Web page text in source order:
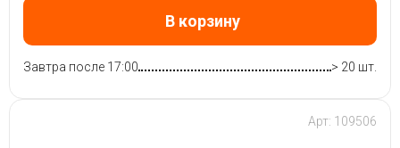
В корзину
Завтра после 17:00 > 20 шт.
Арт: 109506